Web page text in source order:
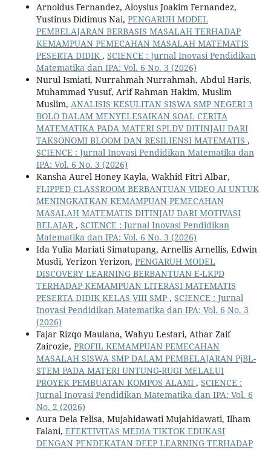
Arnoldus Fernandez, Aloysius Joakim Fernandez,
Yustinus Didimus Nai, PENGARUH MODEL
PEMBELAJARAN BERBASIS MASALAH TERHADAP
KEMAMPUAN PEMECAHAN MASALAH MATEMATIS
PESERTA DIDIK , SCIENCE : Jurnal Inovasi Pendidikan
Matematika dan IPA: Vol. 6 No. 3 (2026)
Nurul Ismiati, Nurrahmah Nurrahmah, Abdul Haris,
Muhammad Yusuf, Arif Rahman Hakim, Muslim
Muslim, ANALISIS KESULITAN SISWA SMP NEGERI 3
BOLO DALAM MENYELESAIKAN SOAL CERITA
MATEMATIKA PADA MATERI SPLDV DITINJAU DARI
TAKSONOMI BLOOM DAN RESILIENSI MATEMATIS ,
SCIENCE : Jurnal Inovasi Pendidikan Matematika dan
IPA: Vol. 6 No. 3 (2026)
Kansha Aurel Honey Kayla, Wakhid Fitri Albar,
FLIPPED CLASSROOM BERBANTUAN VIDEO AI UNTUK
MENINGKATKAN KEMAMPUAN PEMECAHAN
MASALAH MATEMATIS DITINJAU DARI MOTIVASI
BELAJAR, SCIENCE : Jurnal Inovasi Pendidikan
Matematika dan IPA: Vol. 6 No. 3 (2026)
Ida Yulia Mariati Simatupang, Arnellis Arnellis, Edwin
Musdi, Yerizon Yerizon, PENGARUH MODEL
DISCOVERY LEARNING BERBANTUAN E-LKPD
TERHADAP KEMAMPUAN LITERASI MATEMATIS
PESERTA DIDIK KELAS VIII SMP , SCIENCE : Jurnal
Inovasi Pendidikan Matematika dan IPA: Vol. 6 No. 3
(2026)
Fajar Rizqo Maulana, Wahyu Lestari, Athar Zaif
Zairozie, PROFIL KEMAMPUAN PEMECAHAN
MASALAH SISWA SMP DALAM PEMBELAJARAN PjBL-
STEM PADA MATERI UNTUNG-RUGI MELALUI
PROYEK PEMBUATAN KOMPOS ALAMI , SCIENCE :
Jurnal Inovasi Pendidikan Matematika dan IPA: Vol. 6
No. 2 (2026)
Aura Dela Felisa, Mujahidawati Mujahidawati, Ilham
Falani, EFEKTIVITAS MEDIA TIKTOK EDUKASI
DENGAN PENDEKATAN DEEP LEARNING TERHADAP